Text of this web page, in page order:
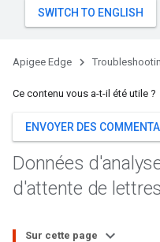
Apigee Edge
Ce contenu vous a-t-il été utile ?
ENVOYER DES
Données
d'attente de
Sur cette page